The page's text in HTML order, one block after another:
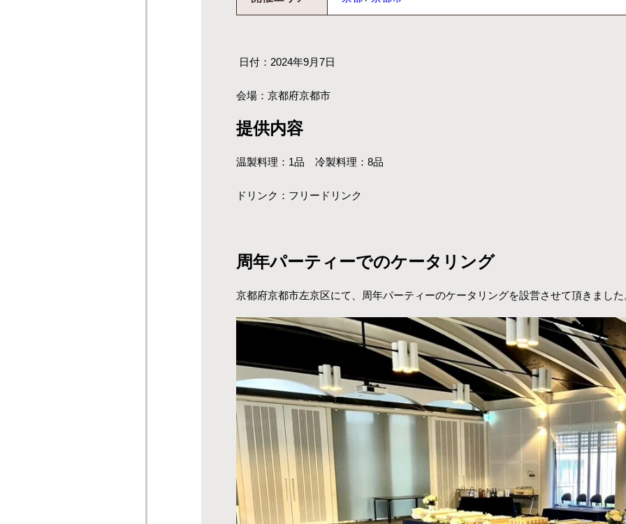
日付：2024年9月7日
会場：京都府京都市
提供内容
温製料理：1品 冷製料理：8品
ドリンク：フリードリンク
周年パーティーでのケータリング
京都府京都市左京区にて、周年パーティーのケータリングを設営させて頂きました